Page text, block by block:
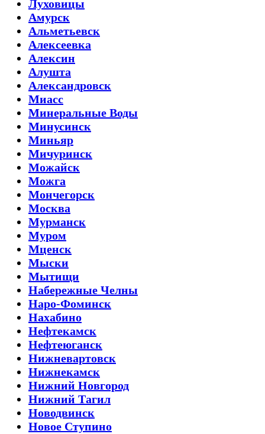
Луховицы
Амурск
Альметьевск
Алексеевка
Алексин
Алушта
Александровск
Миасс
Минеральные Воды
Минусинск
Миньяр
Мичуринск
Можайск
Можга
Мончегорск
Москва
Мурманск
Муром
Мценск
Мыски
Мытищи
Набережные Челны
Наро-Фоминск
Нахабино
Нефтекамск
Нефтеюганск
Нижневартовск
Нижнекамск
Нижний Новгород
Нижний Тагил
Новодвинск
Новое Ступино